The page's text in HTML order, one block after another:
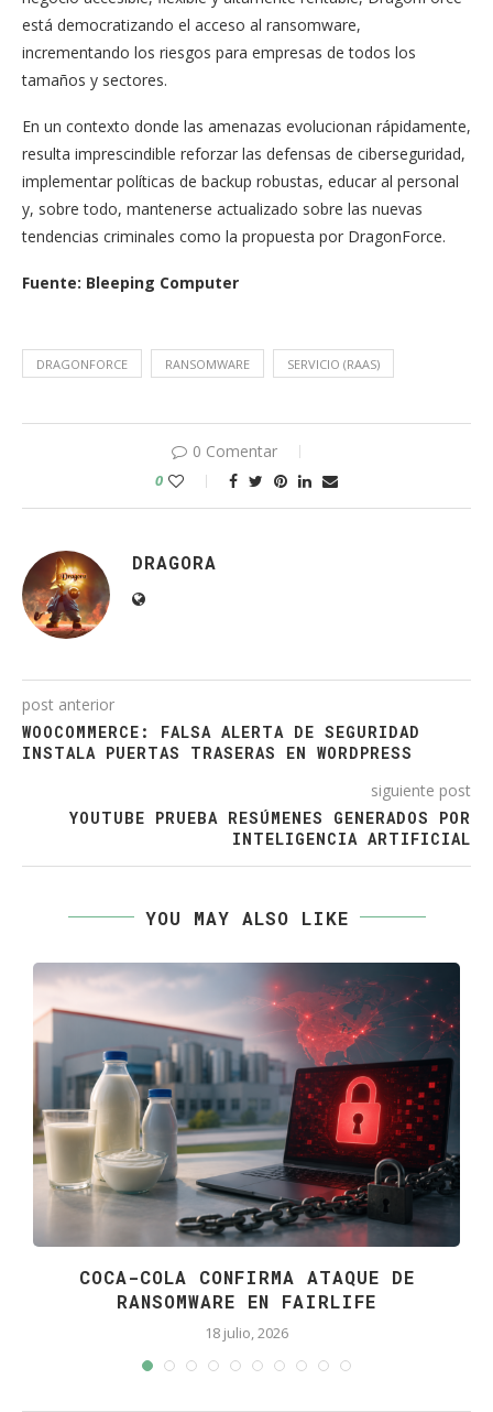
está democratizando el acceso al ransomware,
incrementando los riesgos para empresas de todos los
tamaños y sectores.
En un contexto donde las amenazas evolucionan rápidamente,
resulta imprescindible reforzar las defensas de ciberseguridad,
implementar políticas de backup robustas, educar al personal
y, sobre todo, mantenerse actualizado sobre las nuevas
tendencias criminales como la propuesta por DragonForce.
Fuente: Bleeping Computer
DRAGONFORCE RANSOMWARE SERVICIO (RAAS)
0 Comentar
0
DRAGORA
post anterior
WOOCOMMERCE: FALSA ALERTA DE SEGURIDAD
INSTALA PUERTAS TRASERAS EN WORDPRESS
siguiente post
YOUTUBE PRUEBA RESÚMENES GENERADOS POR
INTELIGENCIA ARTIFICIAL
YOU MAY ALSO LIKE
COCA-COLA CONFIRMA ATAQUE DE
RANSOMWARE EN FAIRLIFE
18 julio, 2026